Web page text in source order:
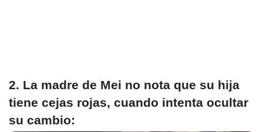
2. La madre de Mei no nota que su hija
tiene cejas rojas, cuando intenta ocultar
su cambio: